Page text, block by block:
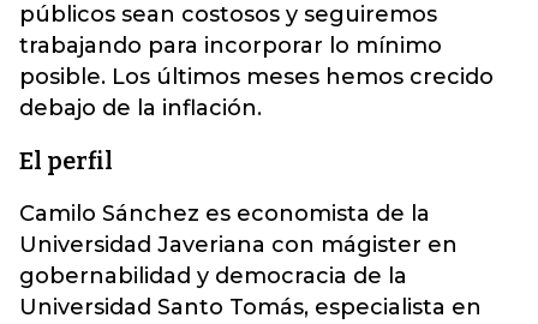
públicos sean costosos y seguiremos
trabajando para incorporar lo mínimo
posible. Los últimos meses hemos crecido
debajo de la inflación.
El perfil
Camilo Sánchez es economista de la
Universidad Javeriana con mágister en
gobernabilidad y democracia de la
Universidad Santo Tomás, especialista en